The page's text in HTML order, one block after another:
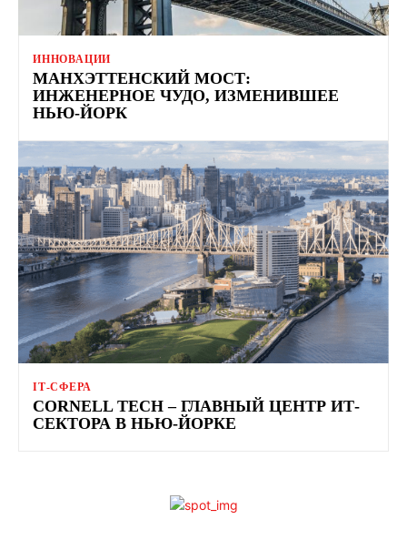
ИННОВАЦИИ
МАНХЭТТЕНСКИЙ МОСТ:
ИНЖЕНЕРНОЕ ЧУДО, ИЗМЕНИВШЕЕ
НЬЮ-ЙОРК
ІТ-СФЕРА
CORNELL TECH – ГЛАВНЫЙ ЦЕНТР ИТ-
СЕКТОРА В НЬЮ-ЙОРКЕ